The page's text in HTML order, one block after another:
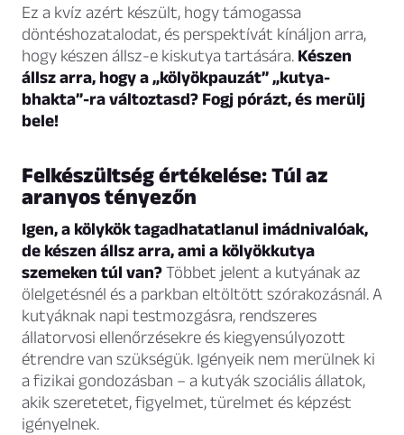
Ez a kvíz azért készült, hogy támogassa
döntéshozatalodat, és perspektívát kínáljon arra,
hogy készen állsz-e kiskutya tartására. Készen
állsz arra, hogy a „kölyökpauzát” „kutya-
bhakta”-ra változtasd? Fogj pórázt, és merülj
bele!
Felkészültség értékelése: Túl az
aranyos tényezőn
Igen, a kölykök tagadhatatlanul imádnivalóak,
de készen állsz arra, ami a kölyökkutya
szemeken túl van?Többet jelent a kutyának az
ölelgetésnél és a parkban eltöltött szórakozásnál. A
kutyáknak napi testmozgásra, rendszeres
állatorvosi ellenőrzésekre és kiegyensúlyozott
étrendre van szükségük. Igényeik nem merülnek ki
a fizikai gondozásban – a kutyák szociális állatok,
akik szeretetet, figyelmet, türelmet és képzést
igényelnek.